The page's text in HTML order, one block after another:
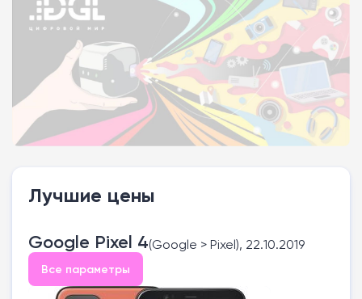
Лучшие цены
Google Pixel 4(Google > Pixel), 22.10.2019
Все параметры